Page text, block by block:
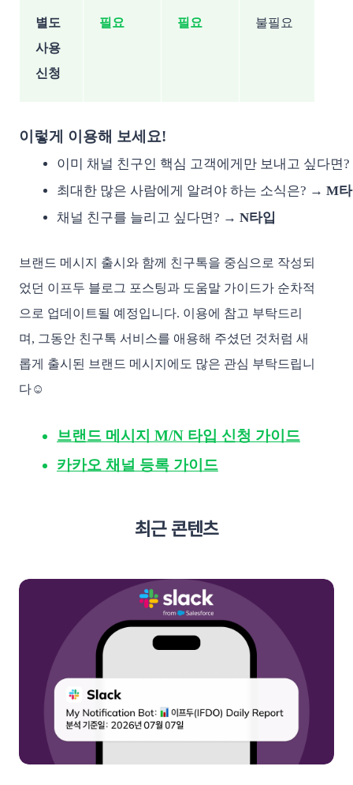
별도
사용
신청
필요 필요 불필요
이렇게 이용해 보세요!
이미 채널 친구인 핵심 고객에게만 보내고 싶다
최대한 많은 사람에게 알려야 하는 소식은? → M
채널 친구를 늘리고 싶다면? → N타입
브랜드 메시지 출시와 함께 친구톡을 중심으로 작성되
었던 이프두 블로그 포스팅과 도움말 가이드가 순차적
으로 업데이트될 예정입니다. 이용에 참고 부탁드리
며, 그동안 친구톡 서비스를 애용해 주셨던 것처럼 새
롭게 출시된 브랜드 메시지에도 많은 관심 부탁드립니
다☺️
브랜드 메시지 M/N 타입 신청 가이드
카카오 채널 등록 가이드
최근 콘텐츠